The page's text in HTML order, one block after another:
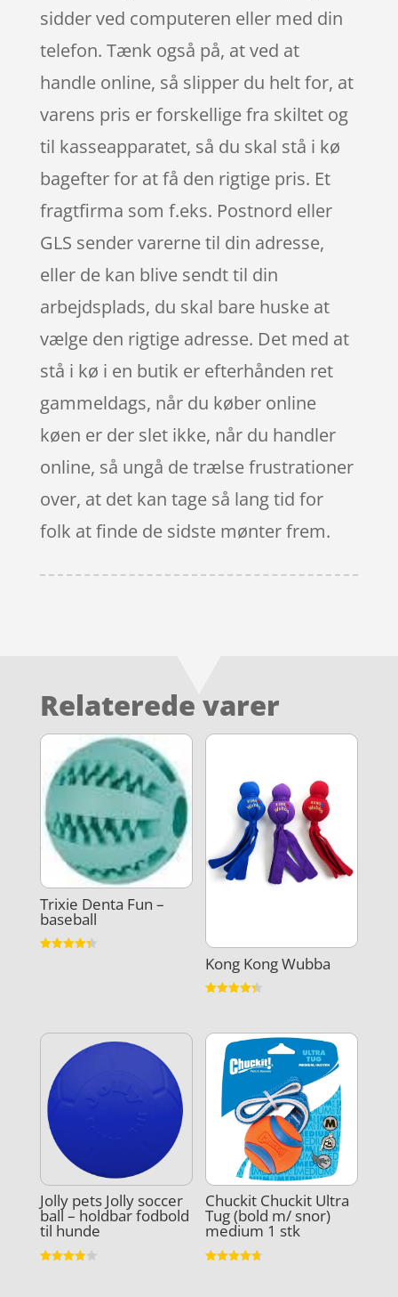
sidder ved computeren eller med din
telefon. Tænk også på, at ved at
handle online, så slipper du helt for, at
varens pris er forskellige fra skiltet og
til kasseapparatet, så du skal stå i kø
bagefter for at få den rigtige pris. Et
fragtfirma som f.eks. Postnord eller
GLS sender varerne til din adresse,
eller de kan blive sendt til din
arbejdsplads, du skal bare huske at
vælge den rigtige adresse. Det med at
stå i kø i en butik er efterhånden ret
gammeldags, når du køber online
køen er der slet ikke, når du handler
online, så ungå de trælse frustrationer
over, at det kan tage så lang tid for
folk at finde de sidste mønter frem.
Relaterede varer
Trixie Denta Fun –
baseball
Kong Kong Wubba
Jolly pets Jolly soccer
ball – holdbar fodbold
til hunde
Chuckit Chuckit Ultra
Tug (bold m/ snor)
medium 1 stk